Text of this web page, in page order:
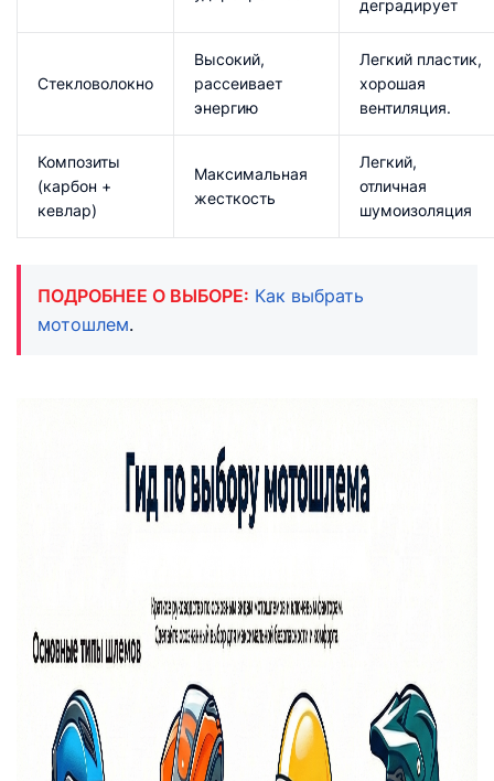
деградирует​
Стекловолокно
Высокий,
рассеивает
энергию​
Легкий пластик,
хорошая
вентиляция.​
Композиты
(карбон +
кевлар)
Максимальная
жесткость​
Легкий,
отличная
шумоизоляция​
ПОДРОБНЕЕ О ВЫБОРЕ: Как выбрать
мотошлем.